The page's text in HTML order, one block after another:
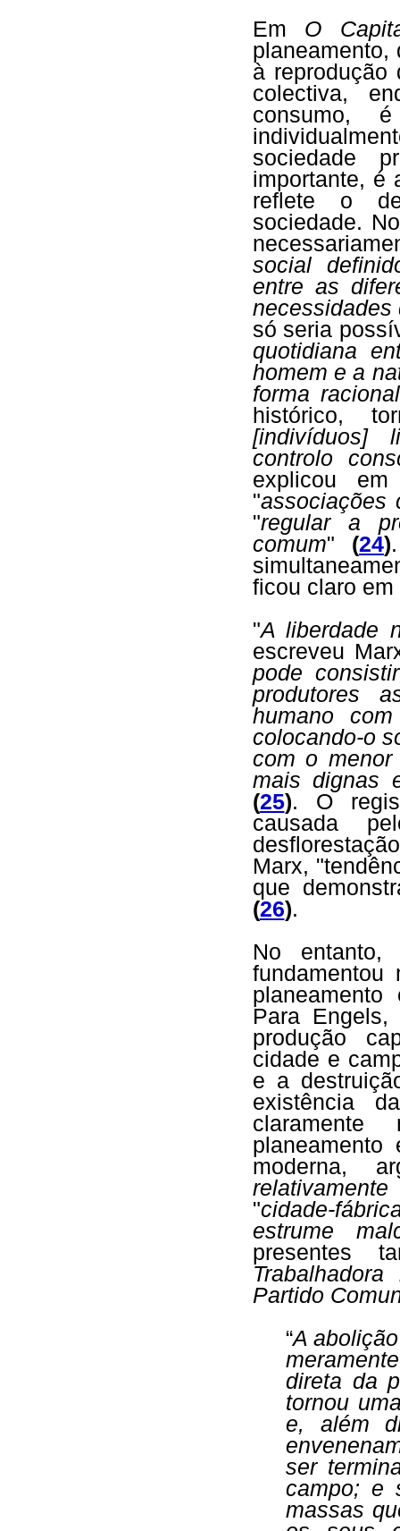
Em O
à reprodução
colectiva,
consumo,
sociedade
importante, é
reflete o
sociedade.
social
entre as
necessidades
só seria
quotidiana
homem e a
forma racional
histórico,
[indivíduos]
controlo
explicou
"associações
"regular a
comum" (24)
ficou claro
"A liberdade
escreveu
pode
produtores
humano
colocando-o
com o
mais dignas
(25). O
causada
Marx,
que
(26).
No
fundamentou
Para
produção
cidade e
e a
existência
moderna,
relativamente
"cidade-
estrume
presentes
Partido
“A
direta da
tornou
e, além
ser
campo; e
massas